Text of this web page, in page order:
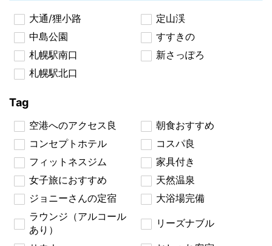
大通/狸小路
定山渓
中島公園
すすきの
札幌駅南口
新さっぽろ
札幌駅北口
Tag
空港へのアクセス良
朝食おすすめ
コンセプトホテル
コスパ良
フィットネスジム
家具付き
女子旅におすすめ
天然温泉
ジョニーさんの定宿
大浴場完備
ラウンジ（アルコール
あり）
リーズナブル